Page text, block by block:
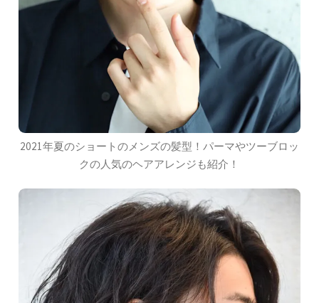
2021年夏のショートのメンズの髪型！パーマやツーブロッ
クの人気のヘアアレンジも紹介！